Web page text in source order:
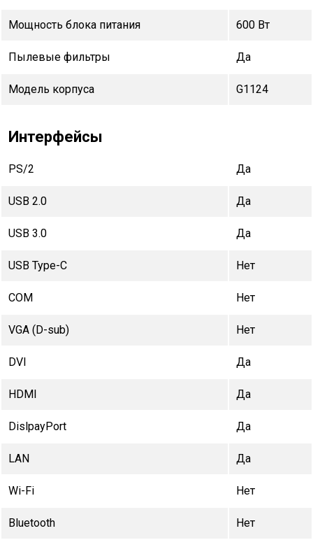
Мощность блока питания 600 Вт
Пылевые фильтры Да
Модель корпуса G1124
Интерфейсы
PS/2 Да
USB 2.0 Да
USB 3.0 Да
USB Type-C Нет
COM Нет
VGA (D-sub) Нет
DVI Да
HDMI Да
DislpayPort Да
LAN Да
Wi-Fi Нет
Bluetooth Нет